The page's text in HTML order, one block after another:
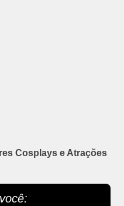
Cosplays e Atrações